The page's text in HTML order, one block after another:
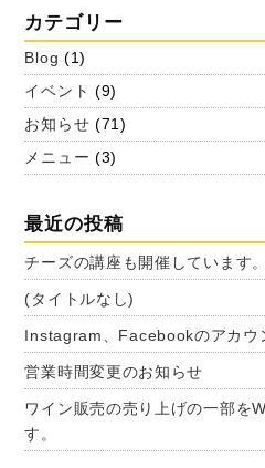
カテゴリー
Blog (1)
イベント (9)
お知らせ (71)
メニュー (3)
最近の投稿
チーズの講座も開催しています。
(タイトルなし)
Instagram、Facebookのアカウ
営業時間変更のお知らせ
ワイン販売の売り上げの一部を
す。